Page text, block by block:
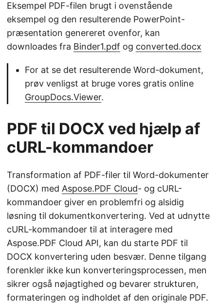
Eksempel PDF-filen brugt i ovenstående
eksempel og den resulterende PowerPoint-
præsentation genereret ovenfor, kan
downloades fra Binder1.pdf og converted.docx
For at se det resulterende Word-dokument,
prøv venligst at bruge vores gratis online
GroupDocs.Viewer.
PDF til DOCX ved hjælp af
cURL-kommandoer
Transformation af PDF-filer til Word-dokumenter
(DOCX) med Aspose.PDF Cloud- og cURL-
kommandoer giver en problemfri og alsidig
løsning til dokumentkonvertering. Ved at udnytte
cURL-kommandoer til at interagere med
Aspose.PDF Cloud API, kan du starte PDF til
DOCX konvertering uden besvær. Denne tilgang
forenkler ikke kun konverteringsprocessen, men
sikrer også nøjagtighed og bevarer strukturen,
formateringen og indholdet af den originale PDF.